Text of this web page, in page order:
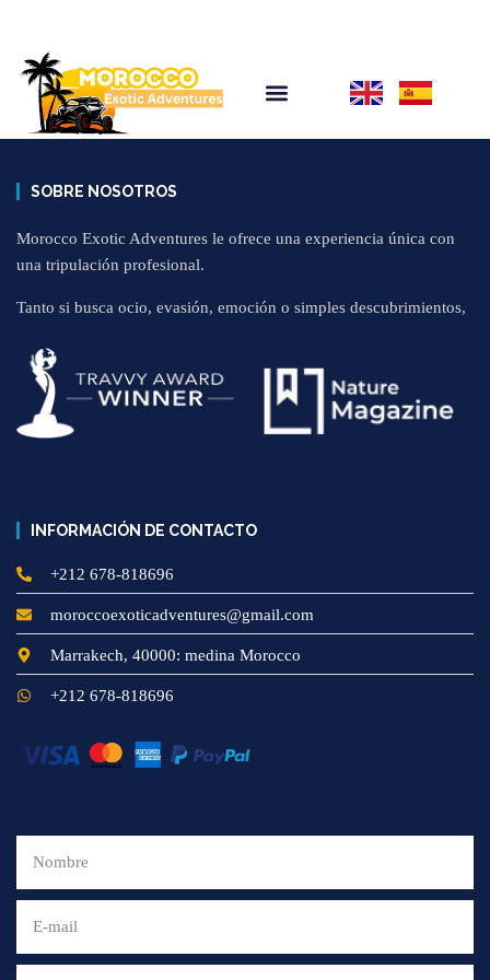
SOBRE NOSOTROS
Morocco Exotic Adventures le ofrece una experiencia única con
una tripulación profesional.
Tanto si busca ocio, evasión, emoción o simples descubrimientos,
INFORMACIÓN DE CONTACTO
+212 678-818696
moroccoexoticadventures@gmail.com
Marrakech, 40000: medina Morocco
+212 678-818696